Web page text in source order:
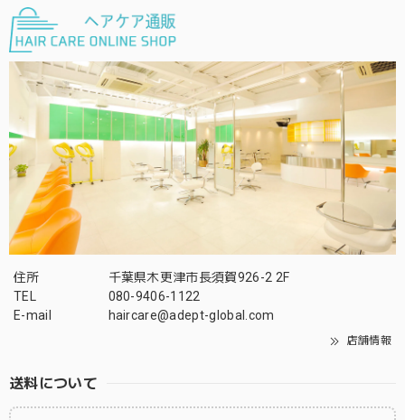
住所
千葉県木更津市長須賀926-2 2F
TEL
080-9406-1122
E-mail
haircare@adept-global.com
店舗情報
送料について